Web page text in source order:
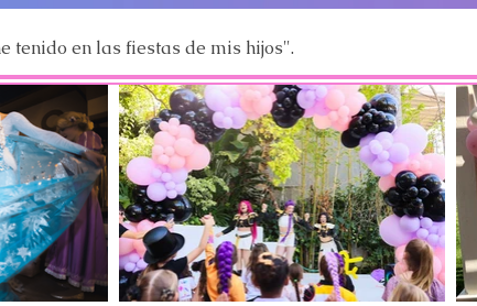
tenido en las fiestas de mis hijos".